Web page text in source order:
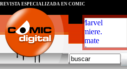
REVISTA ESPECIALIZADA EN CÓMIC